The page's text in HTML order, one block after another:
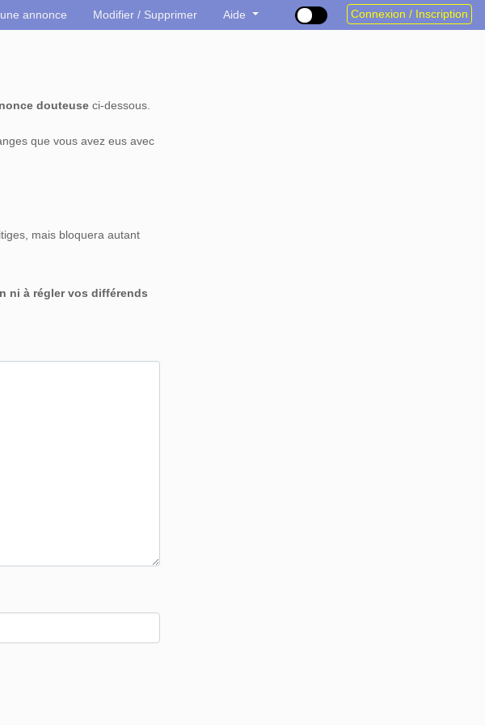
annonce Modifier / Supprimer Aide Connexion / Inscription
douteuse ci-dessous.
que vous avez eus avec
mais bloquera autant
ni à régler vos différends